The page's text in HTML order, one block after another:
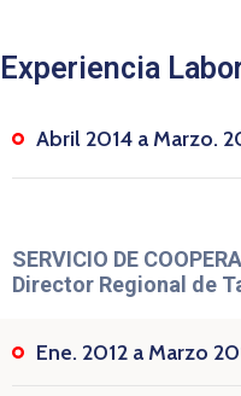
Experiencia
Abril 2014 a Marzo.
SERVICIO DE
Director Regional de
Ene. 2012 a Marzo